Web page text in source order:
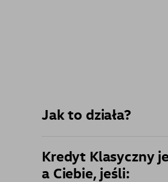
Jak to działa?
Kredyt Klasyczny
a Ciebie, jeśli: